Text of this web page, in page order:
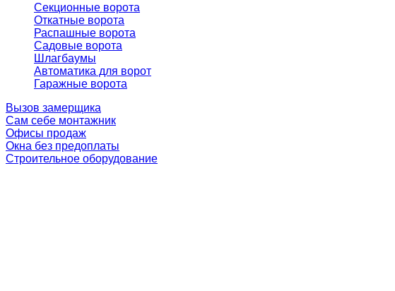
Секционные ворота
Откатные ворота
Распашные ворота
Садовые ворота
Шлагбаумы
Автоматика для ворот
Гаражные ворота
Вызов замерщика
Сам себе монтажник
Офисы продаж
Окна без предоплаты
Строительное оборудование